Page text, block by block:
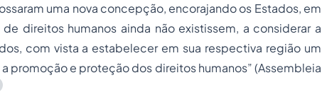
uma nova concepção, encorajando os Estados, em
direitos humanos ainda não existissem, a considerar a
com vista a estabelecer em sua respectiva região um
promoção e proteção dos direitos humanos” (Assembleia